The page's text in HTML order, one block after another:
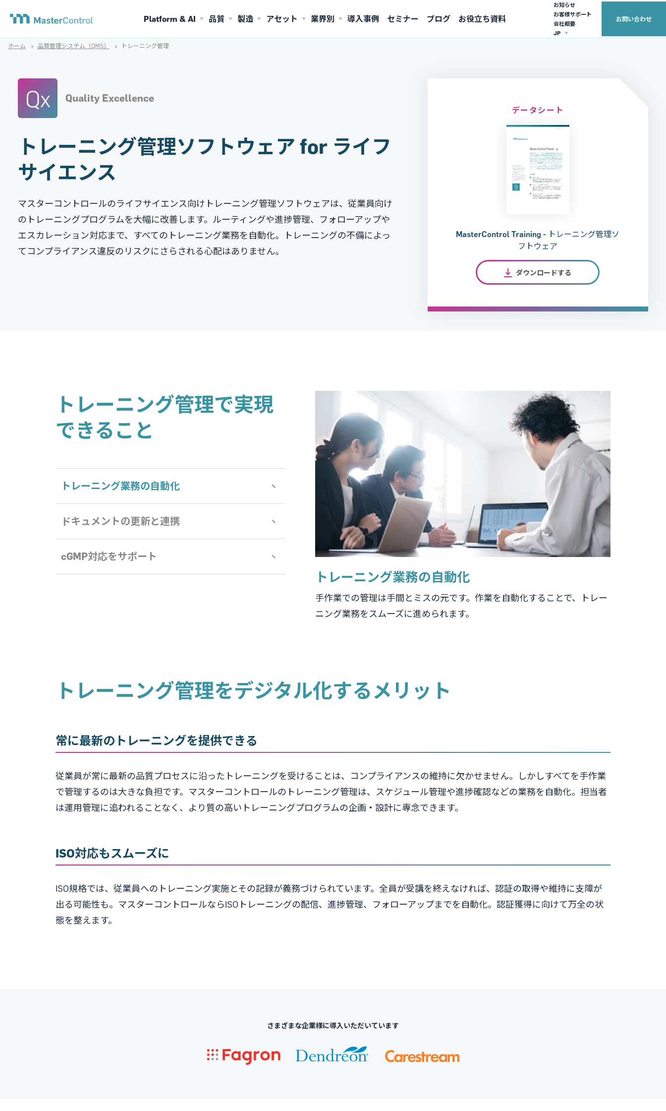
Platform & AI 品質 製造 アセット 業界別 導入事例 セミナー ブログ お役立ち資料
お知らせ
お客様サポート
会社概要
JP
繁體中文
お問い合わせ
ホーム 品質管理システム（QMS） トレーニング管理
Qx Quality Excellence
トレーニング管理ソフトウェア for ライフ
サイエンス
マスターコントロールのライフサイエンス向けトレーニング管理ソフトウェアは、 従業員向け
のトレーニングプログラムを大幅に改善します。ルーティングや進捗管理、フォローアップや
エスカレーション対応まで、すべてのトレーニング業務を自動化。トレーニングの不備によっ
てコンプライアンス違反のリスクにさらされる心配はありません。
データシート
MasterControl Training - トレーニング管理ソ
フトウェア
ダウンロードする
トレーニング管理で実現
できること
トレーニング業務の自動化
ドキュメントの更新と連携
cGMP対応をサポート
トレーニング業務の自動化
手作業での管理は手間とミスの元です。作業を自動化することで、トレー
ニング業務をスムーズに進められます。
トレーニング管理をデジタル化するメリット
常に最新のトレーニングを提供できる
従業員が常に最新の品質プロセスに沿ったトレーニングを受けることは、コンプライアンスの維持に欠かせません。しかしすべてを手作業
で管理するのは大きな負担です。マスターコントロールのトレーニング管理は、スケジュール管理や進捗確認などの業務を自動化。担当者
は運用管理に追われることなく、より質の高いトレーニングプログラムの企画・設計に専念できます。
ISO対応もスムーズに
ISO規格では、従業員へのトレーニング実施とその記録が義務づけられています。全員が受講を終えなければ、認証の取得や維持に支障が
出る可能性も。マスターコントロールならISOトレーニングの配信、進捗管理、フォローアップまでを自動化。認証獲得に向けて万全の状
態を整えます。
さまざまな企業様に導入いただいています